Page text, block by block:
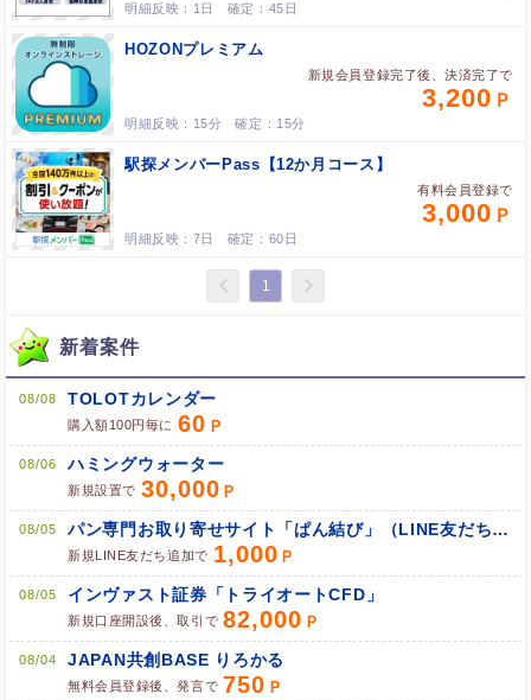
1日 45日
HOZONプレミアム
新規会員登録完了後、決済完了で
3,200
15分 15分
駅探メンバーPass【12か月コース】
有料会員登録で
3,000
7日 60日
1
新着案件
08/08 TOLOTカレンダー
購入額100円毎に 60
08/06 ハミングウォーター
新規設置で 30,000
08/05 パン専門お取り寄せサイト「ぱん結び」（LINE友だち追加）
新規LINE友だち追加で 1,000
08/05 インヴァスト証券「トライオートCFD」
新規口座開設後、取引で 82,000
08/04 JAPAN共創BASE りろかる
無料会員登録後、発言で 750